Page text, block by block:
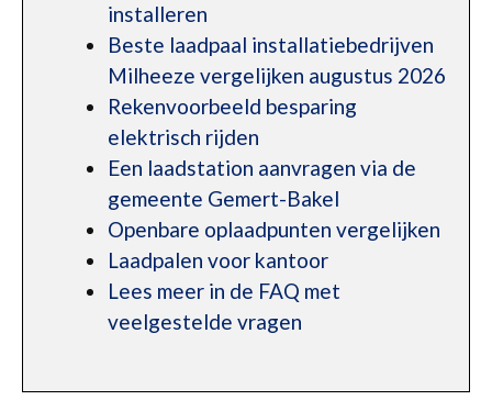
installeren
Beste laadpaal installatiebedrijven
Milheeze vergelijken augustus 2026
Rekenvoorbeeld besparing
elektrisch rijden
Een laadstation aanvragen via de
gemeente Gemert-Bakel
Openbare oplaadpunten vergelijken
Laadpalen voor kantoor
Lees meer in de FAQ met
veelgestelde vragen